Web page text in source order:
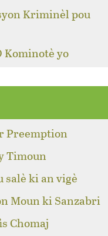
Kriminèl pou
Kominotè yo
Preemption
Timoun
salè ki an vigè
Moun ki Sanzabri
Chomaj